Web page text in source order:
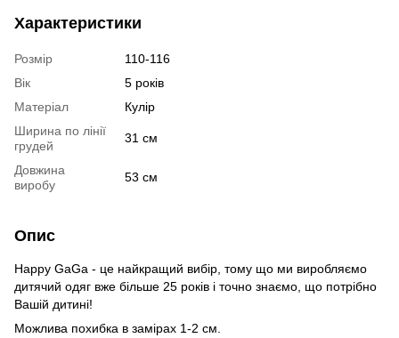
Характеристики
Розмір
110-116
Вік
5 років
Матеріал
Кулір
Ширина по лінії
грудей
31 см
Довжина
виробу
53 см
Опис
Happy GaGa - це найкращий вибір, тому що ми виробляємо
дитячий одяг вже більше 25 років і точно знаємо, що потрібно
Вашій дитині!
Можлива похибка в замірах 1-2 см.